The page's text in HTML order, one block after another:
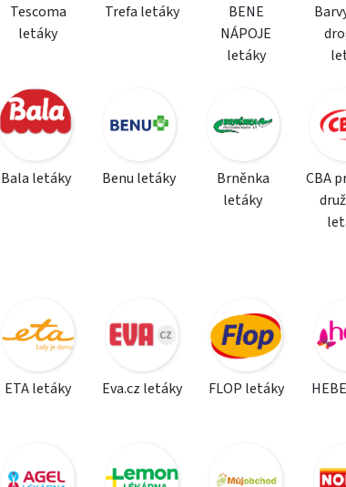
Tescoma
letáky
Trefa letáky
BENE
NÁPOJE
letáky
Bala letáky Benu letáky
Brněnka
letáky
CBA
ETA letáky Eva.cz letáky FLOP letáky